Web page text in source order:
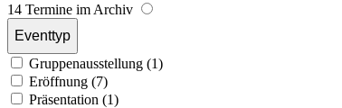
14 Termine im Archiv
Eventtyp
Gruppenausstellung (1)
Eröffnung (7)
Präsentation (1)